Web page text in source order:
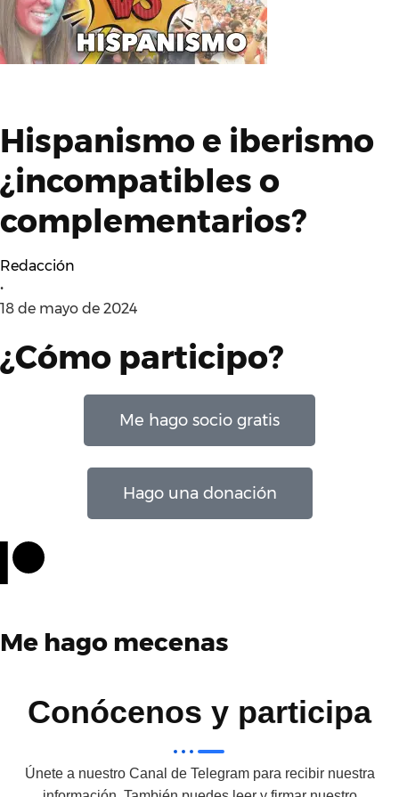
Hispanismo e iberismo
¿incompatibles o
complementarios?
Redacción
•
18 de mayo de 2024
¿Cómo participo?
Me hago socio gratis
Hago una donación
Me hago mecenas
Conócenos y participa
Únete a nuestro Canal de Telegram para recibir nuestra